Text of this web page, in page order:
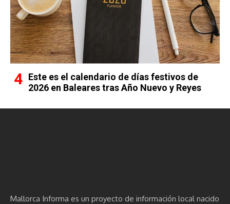
Este es el calendario de días festivos de
2026 en Baleares tras Año Nuevo y Reyes
Mallorca Informa es un proyecto de información local nacido